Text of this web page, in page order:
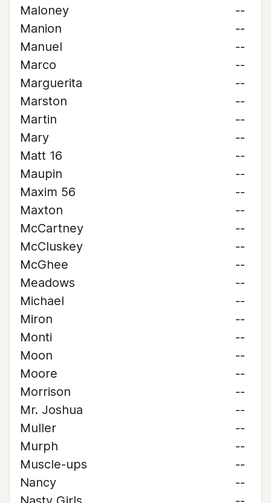
Maloney
--
Manion
--
Manuel
--
Marco
--
Marguerita
--
Marston
--
Martin
--
Mary
--
Matt 16
--
Maupin
--
Maxim 56
--
Maxton
--
McCartney
--
McCluskey
--
McGhee
--
Meadows
--
Michael
--
Miron
--
Monti
--
Moon
--
Moore
--
Morrison
--
Mr. Joshua
--
Muller
--
Murph
--
Muscle-ups
--
Nancy
--